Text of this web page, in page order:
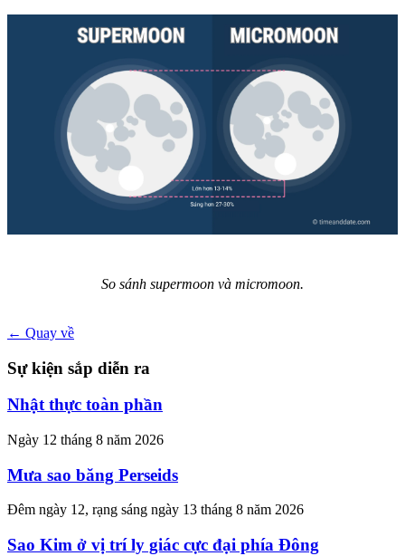
So sánh supermoon và micromoon.
← Quay về
Sự kiện sắp diễn ra
Nhật thực toàn phần
Ngày 12 tháng 8 năm 2026
Mưa sao băng Perseids
Đêm ngày 12, rạng sáng ngày 13 tháng 8 năm 2026
Sao Kim ở vị trí ly giác cực đại phía Đông